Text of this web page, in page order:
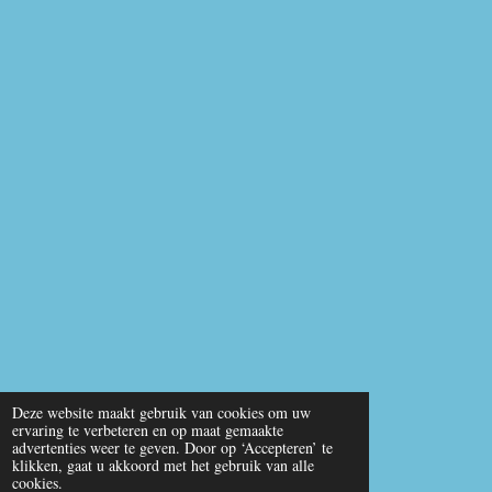
Deze website maakt gebruik van cookies om uw
ervaring te verbeteren en op maat gemaakte
advertenties weer te geven. Door op ‘Accepteren’ te
klikken, gaat u akkoord met het gebruik van alle
cookies.